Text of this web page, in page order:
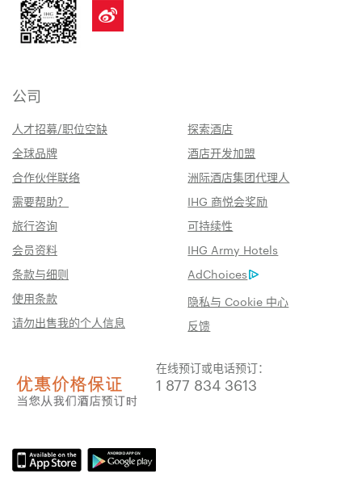
公司
人才招募/职位空缺
探索酒店
全球品牌
酒店开发加盟
合作伙伴联络
洲际酒店集团代理人
需要帮助？
IHG 商悦会奖励
旅行咨询
可持续性
会员资料
IHG Army Hotels
条款与细则
AdChoices
使用条款
隐私与 Cookie 中心
请勿出售我的个人信息
反馈
在线预订或电话预订：
1 877 834 3613